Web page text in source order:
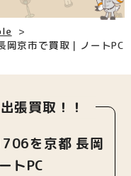
京市で買取｜ノートPC
張買取！！
を京都 長岡
トPC